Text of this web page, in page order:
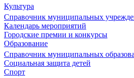
Культура
Справочник муниципальных
Календарь мероприятий
Городские премии и конкурсы
Образование
Справочник муниципальных
Социальная защита детей
Спорт